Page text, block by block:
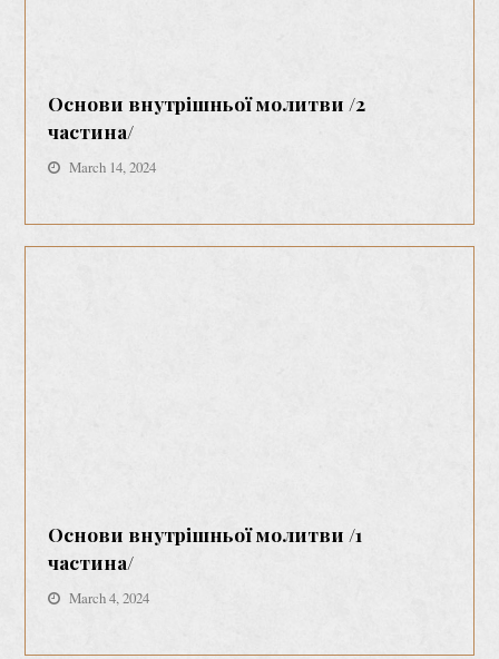
Основи внутрішньої молитви /2
частина/
March 14, 2024
Основи внутрішньої молитви /1
частина/
March 4, 2024